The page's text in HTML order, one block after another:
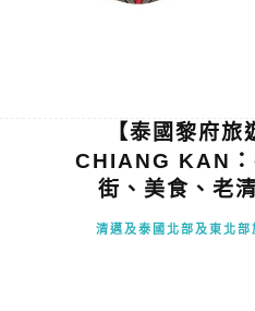
【泰國黎府
CHIANG KAN：
街、美食、老
清邁及泰國北部及東北部